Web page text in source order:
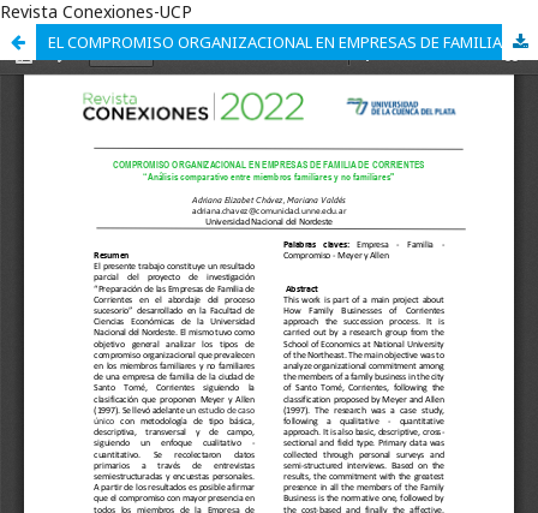
Revista Conexiones-UCP
EL COMPROMISO ORGANIZACIONAL EN EMPRESAS DE FAMILIA DE CORRIENTES